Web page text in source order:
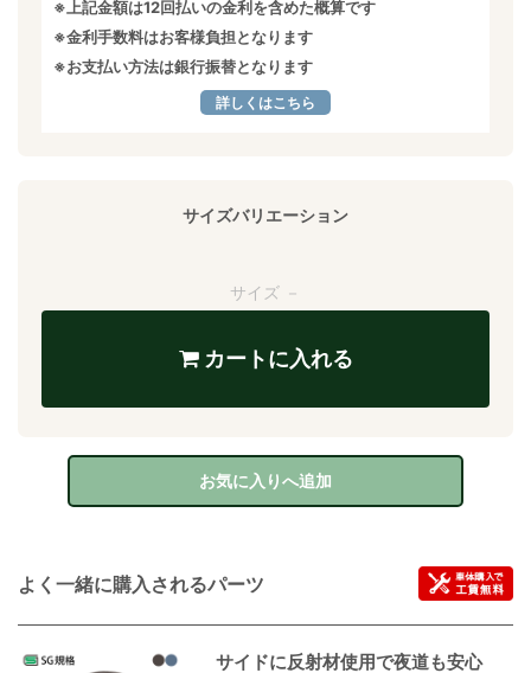
※上記金額は12回払いの金利を含めた概算です
※金利手数料はお客様負担となります
※お支払い方法は銀行振替となります
詳しくはこちら
サイズバリエーション
サイズ －
カートに入れる
お気に入りへ追加
よく一緒に購入されるパーツ
サイドに反射材使用で夜道も安心